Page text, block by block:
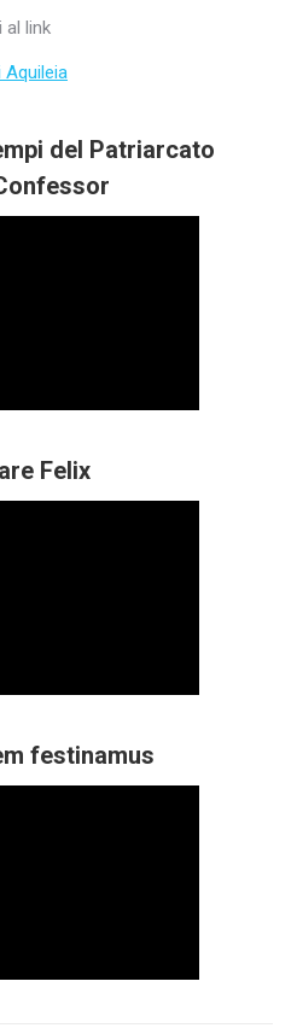
al link
Aquileia
del Patriarcato
Felix
festinamus